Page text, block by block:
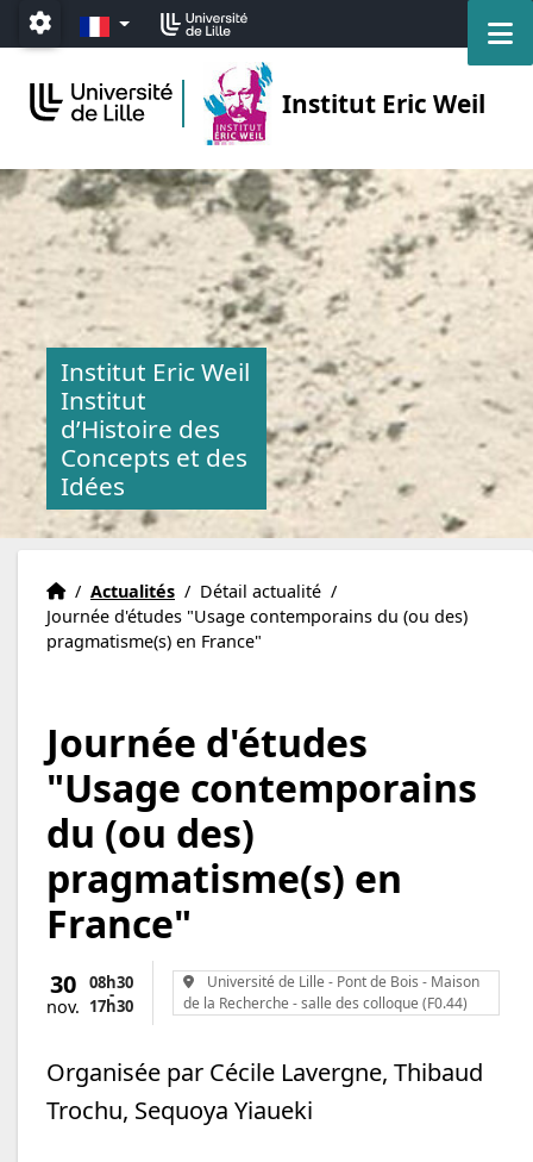
Accéder au menu principal
Accéder au contenu
Paramétrage
FR
Institut Eric Weil
Institut Eric Weil
Institut
d’Histoire des
Concepts et des
Idées
Institut Eric Weil
Accueil
/ Actualités / Détail actualité /
Journée d'études "Usage contemporains du (ou des)
pragmatisme(s) en France"
Journée d'études
"Usage contemporains
du (ou des)
pragmatisme(s) en
France"
30
nov.
08h30
-
17h30
Lieu :
Université de Lille - Pont de Bois - Maison
de la Recherche - salle des colloque (F0.44)
Organisée par Cécile Lavergne, Thibaud
Trochu, Sequoya Yiaueki